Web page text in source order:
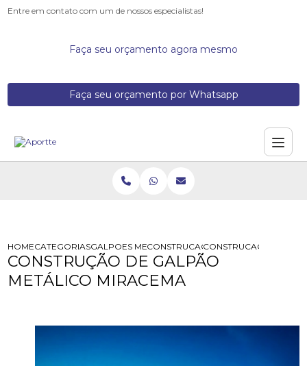
Entre em contato com um de nossos especialistas!
Faça seu orçamento agora mesmo
Faça seu orçamento por Whatsapp
HOMECATEGORIASGALPOES METALICOSCONSTRUCAO DE GALPAO
CONSTRUCAO DE
CONSTRUÇÃO DE GALPÃO
METÁLICO MIRACEMA